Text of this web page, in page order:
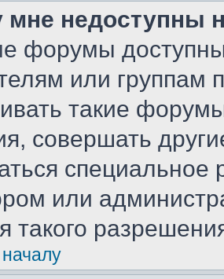
мне недоступны
форумы
или группам
такие
совершать
или
такого